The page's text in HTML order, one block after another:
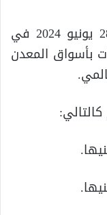
ننشر أسعار الذهب اليوم الجمعة 28 يونيو 2024 في
بأسواق المعدن